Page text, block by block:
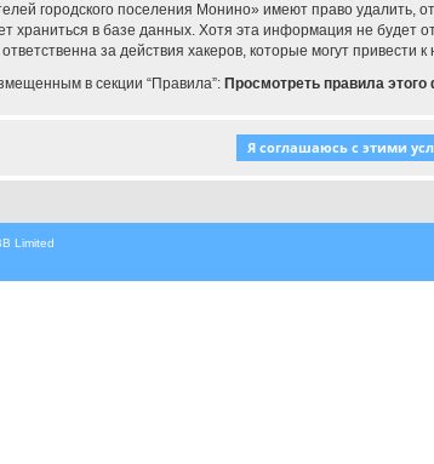
городского поселения Монино» имеют право удалить,
храниться в базе данных. Хотя эта информация не
за действия хакеров, которые могут привести
в секции “Правила”: Просмотреть правила
Limited